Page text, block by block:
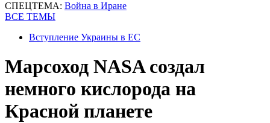
СПЕЦТЕМА: Война в Иране
ВСЕ ТЕМЫ
Вступление Украины в ЕС
Марсоход NASA создал
немного кислорода на
Красной планете